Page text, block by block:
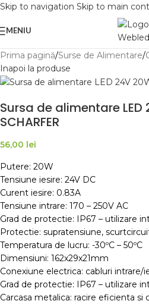
Skip to navigation Skip to main
MENIU
Prima pagină/Surse de Alimentare/
Inapoi la produse
Sursa de alimentare LED
SCHARFER
56,00 lei
Putere: 20W
Tensiune iesire: 24V DC
Curent iesire: 0.83A
Tensiune intrare: 170 – 250V AC
Grad de protectie: IP67 – utilizare
Protectie: supratensiune,
Temperatura de lucru: -30ºC – 50ºC
Dimensiuni: 162x29x21mm
Conexiune electrica: cabluri
Grad de protectie: IP67 – utilizare
Carcasa metalica: racire eficienta